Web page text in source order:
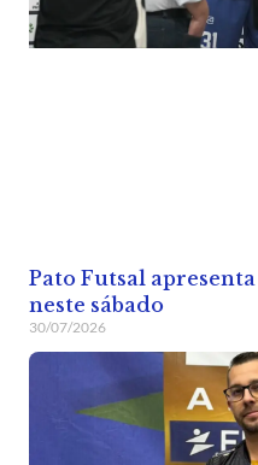
Pato Futsal
neste sábado
30/07/2026